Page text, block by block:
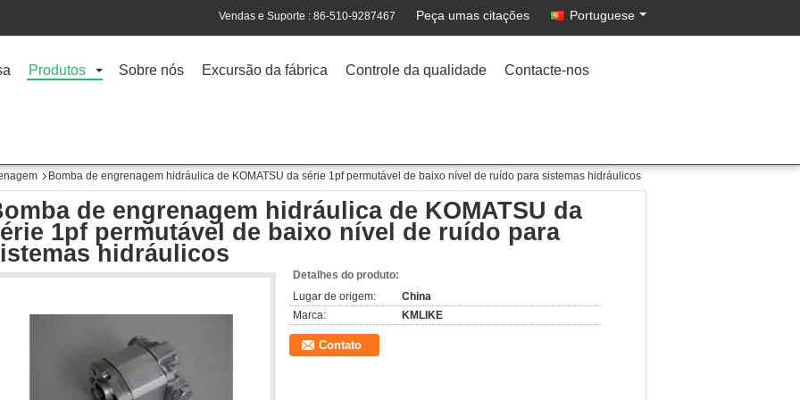
Vendas e Suporte : 86-510-9287467 Peça umas citações Portuguese
Produtos Sobre nós Excursão da fábrica Controle da qualidade Contacte-nos
Bomba de engrenagem hidráulica de KOMATSU da série 1pf permutável de baixo nível de ruído para sistemas hidráulicos
de engrenagem hidráulica de KOMATSU da
1pf permutável de baixo nível de ruído para
hidráulicos
Detalhes do produto:
Lugar de origem:
China
Marca:
KMLIKE
Contato